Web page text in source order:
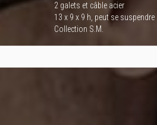
2 galets et câble acier
13 x 9 x 9 h, peut se suspendre
Collection S.M.